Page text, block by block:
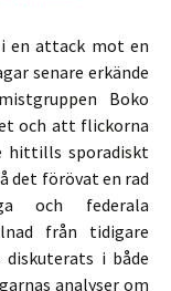
en attack mot en
senare erkände
Boko
och att flickorna
hittills sporadiskt
det förövat en rad
och federala
från tidigare
diskuterats i både
analyser om